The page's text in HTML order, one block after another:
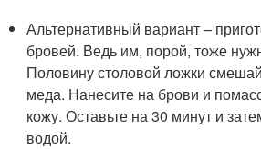
Альтернативный вариант –
бровей. Ведь им, порой, тоже
Половину столовой ложки
меда. Нанесите на брови и
кожу. Оставьте на 30 минут и
водой.